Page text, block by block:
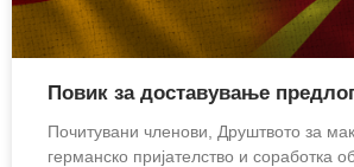
Повик за доставување
Почитувани членови, Друштвото за
германско пријателство и соработка